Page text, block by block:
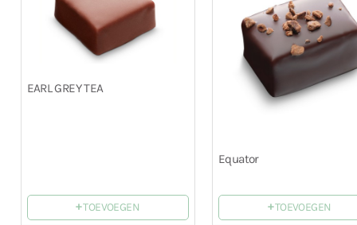
EARL GREY TEA
+TOEVOEGEN
Equator
+TOEVOEGEN